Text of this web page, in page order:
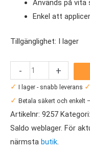
Används på vita
Enkel att
Tillgänglighet: I lager
-
Springyard
Shoe
+
✓
I lager - snabb leverans ✓
✓ Betala säkert och enkelt
Artikelnr: 9257 Kategori:
Saldo weblager. För
närmsta butik.